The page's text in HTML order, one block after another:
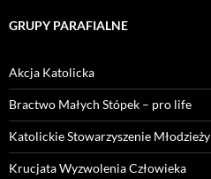
GRUPY PARAFIALNE
Akcja Katolicka
Bractwo Małych Stópek – pro life
Katolickie Stowarzyszenie Młodzieży
Krucjata Wyzwolenia Człowieka